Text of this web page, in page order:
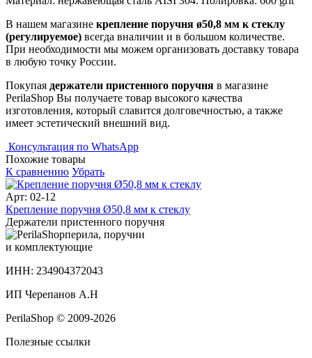
В нашем магазине крепление поручня ø50,8 мм к стеклу
(регулируемое) всегда вналичии и в большом количестве.
При необходимости мы можем организовать доставку товара
в любую точку России.
Покупая держатели пристенного поручня в магазине
PerilaShop Вы получаете товар высокого качества
изготовления, который славится долговечностью, а также
имеет эстетический внешний вид.
Консультация по WhatsApp
Похожие товары
К сравнению Убрать
Арт: 02-12
Крепление поручня Ø50,8 мм к стеклу
Держатели пристенного поручня
перила, поручни
и комплектующие
ИНН: 234904372043
ИП Черепанов А.Н
PerilaShop © 2009-2026
Полезные ссылки